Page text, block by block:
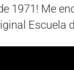
1971! Me
Escuela